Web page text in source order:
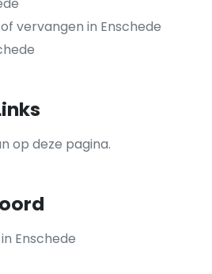
vervangen in Enschede
op deze pagina.
Enschede